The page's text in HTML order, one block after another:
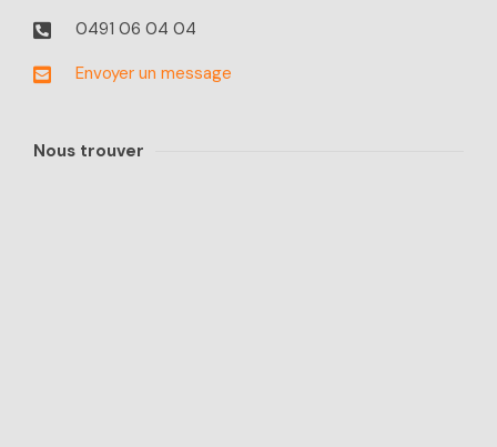
0491 06 04 04
Envoyer un message
Nous trouver